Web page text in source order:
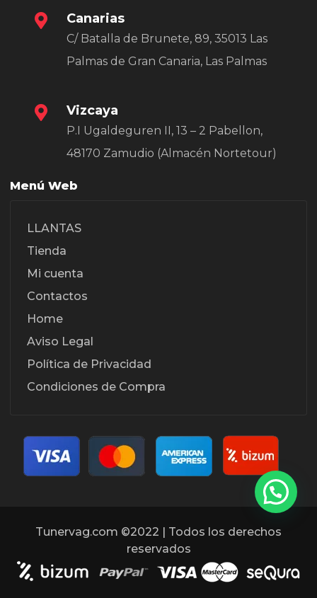
Canarias
C/ Batalla de Brunete, 89, 35013 Las
Palmas de Gran Canaria, Las Palmas
Vizcaya
P.I Ugaldeguren II, 13 – 2 Pabellon,
48170 Zamudio (Almacén Nortetour)
Menú Web
LLANTAS
Tienda
Mi cuenta
Contactos
Home
Aviso Legal
Política de Privacidad
Condiciones de Compra
Tunervag.com ©2022 | Todos los derechos
reservados